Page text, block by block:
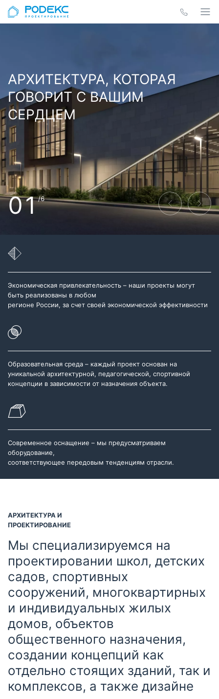
АРХИТЕКТУРА, КОТОРАЯ
ГОВОРИТ С ВАШИМ
СЕРДЦЕМ
01/6
Экономическая привлекательность – наши проекты могут
быть реализованы в любом
регионе России, за счет своей экономической эффективности
Образовательная среда – каждый проект основан на
уникальной архитектурной, педагогической, спортивной
концепции в зависимости от назначения объекта.
Современное оснащение – мы предусматриваем
оборудование,
соответствующее передовым тенденциям отрасли.
АРХИТЕКТУРА И
ПРОЕКТИРОВАНИЕ
Мы специализируемся на
проектировании школ, детских
садов, спортивных
сооружений, многоквартирных
и индивидуальных жилых
домов, объектов
общественного назначения,
создании концепций как
отдельно стоящих зданий, так и
комплексов, а также дизайне